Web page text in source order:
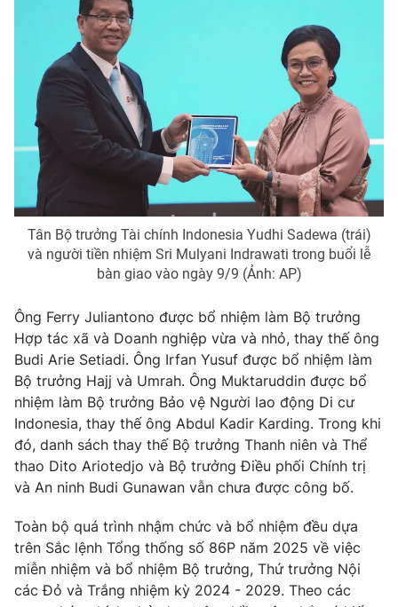
VTV9
Liên hệ tòa soạn English
THỜI BÁO VTV
Cơ quan chủ quản:Đài Truyền hình Việt Nam
Cơ quan báo chí:Thời báo VTV
Giấy phép hoạt động báo in và báo điện tử số 483/GP-BTTTT
cấp ngày 29/12/2023
Tổng Biên tập:Vũ Thanh Thủy
Phó Tổng Biên tập: Nguyễn Thị Mỹ Hạnh, Phạm Quốc Thắng,
Nguyễn Trọng Ninh
Ðiện thoại Thời báo VTV:024.66 897 897
Email:toasoan@vtv.vn
Liên hệ quảng cáo:024-7300.7108
Tân Bộ trưởng Tài chính Indonesia Yudhi Sadewa (trái)
và người tiền nhiệm Sri Mulyani Indrawati trong buổi lễ
bàn giao vào ngày 9/9 (Ảnh: AP)
Ông Ferry Juliantono được bổ nhiệm làm Bộ trưởng
Hợp tác xã và Doanh nghiệp vừa và nhỏ, thay thế ông
Budi Arie Setiadi. Ông Irfan Yusuf được bổ nhiệm làm
Bộ trưởng Hajj và Umrah. Ông Muktaruddin được bổ
nhiệm làm Bộ trưởng Bảo vệ Người lao động Di cư
Indonesia, thay thế ông Abdul Kadir Karding. Trong khi
đó, danh sách thay thế Bộ trưởng Thanh niên và Thể
thao Dito Ariotedjo và Bộ trưởng Điều phối Chính trị
và An ninh Budi Gunawan vẫn chưa được công bố.
Toàn bộ quá trình nhậm chức và bổ nhiệm đều dựa
trên Sắc lệnh Tổng thống số 86P năm 2025 về việc
miễn nhiệm và bổ nhiệm Bộ trưởng, Thứ trưởng Nội
các Đỏ và Trắng nhiệm kỳ 2024 - 2029. Theo các